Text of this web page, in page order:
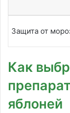
Защита от
Как
яблоней